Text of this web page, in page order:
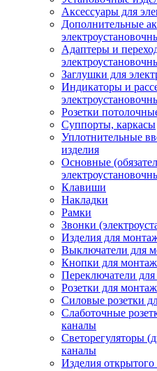
Аксессуары для
Дополнительные
Адаптеры и
Заглушки для
Индикаторы и
Розетки
Суппорты, каркасы
Уплотнительные
изделия
Основные
Клавиши
Накладки
Рамки
Звонки
Изделия для
Выключатели для
Кнопки для
Переключатели
Розетки для
Силовые розетки
Слаботочные
каналы
Светорегуляторы
каналы
Изделия